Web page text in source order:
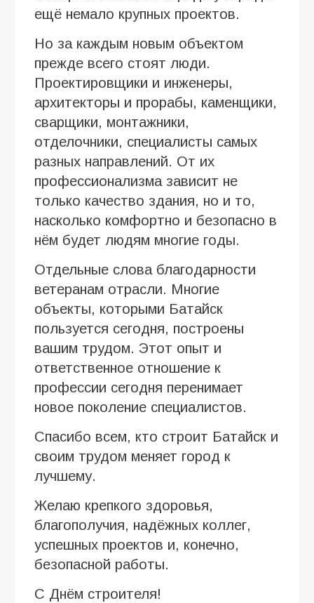
ещё немало крупных проектов.
Но за каждым новым объектом
прежде всего стоят люди.
Проектировщики и инженеры,
архитекторы и прорабы, каменщики,
сварщики, монтажники,
отделочники, специалисты самых
разных направлений. От их
профессионализма зависит не
только качество здания, но и то,
насколько комфортно и безопасно в
нём будет людям многие годы.
Отдельные слова благодарности
ветеранам отрасли. Многие
объекты, которыми Батайск
пользуется сегодня, построены
вашим трудом. Этот опыт и
ответственное отношение к
профессии сегодня перенимает
новое поколение специалистов.
Спасибо всем, кто строит Батайск и
своим трудом меняет город к
лучшему.
Желаю крепкого здоровья,
благополучия, надёжных коллег,
успешных проектов и, конечно,
безопасной работы.
С Днём строителя!